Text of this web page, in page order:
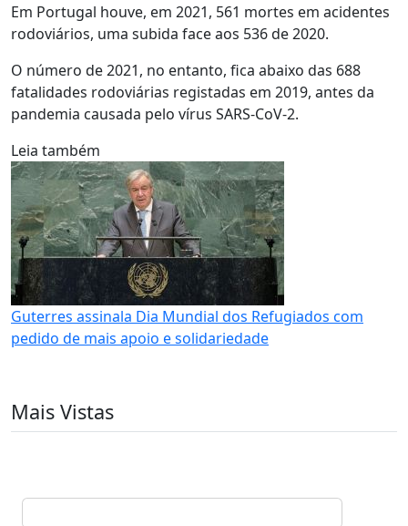
Em Portugal houve, em 2021, 561 mortes em acidentes
rodoviários, uma subida face aos 536 de 2020.
O número de 2021, no entanto, fica abaixo das 688
fatalidades rodoviárias registadas em 2019, antes da
pandemia causada pelo vírus SARS-CoV-2.
Leia também
Guterres assinala Dia Mundial dos Refugiados com
pedido de mais apoio e solidariedade
Mais Vistas